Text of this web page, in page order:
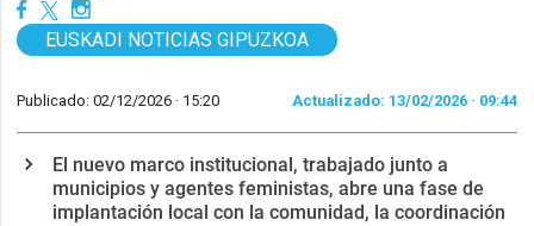
EUSKADI NOTICIAS GIPUZKOA
Publicado: 02/12/2026 · 15:20 Actualizado: 13/02/2026 · 09:44
El nuevo marco institucional, trabajado junto a
municipios y agentes feministas, abre una fase de
implantación local con la comunidad, la coordinación